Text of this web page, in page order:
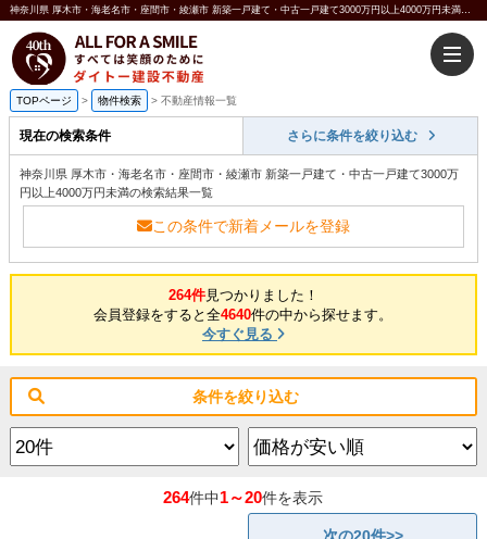
神奈川県 厚木市・海老名市・座間市・綾瀬市 新築一戸建て・中古一戸建て3000万円以上4000万円未満｜小田原 不動産 ハートマイホーム ダイトー建設不動産
TOPページ > 物件検索 > 不動産情報一覧
現在の検索条件 さらに条件を絞り込む
神奈川県 厚木市・海老名市・座間市・綾瀬市 新築一戸建て・中古一戸建て3000万
円以上4000万円未満の検索結果一覧
この条件で新着メールを登録
264件見つかりました！
会員登録をすると全4640件の中から探せます。
今すぐ見る
条件を絞り込む
264件中1～20件を表示